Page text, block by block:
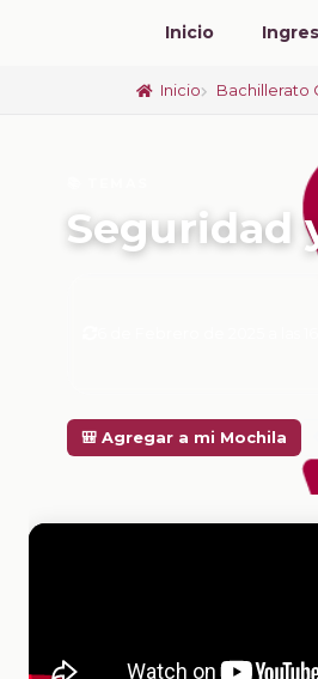
Inicio
Inicio Bachillerato
Seguridad
🎒 Agregar a mi Mochila